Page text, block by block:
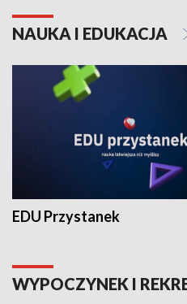
NAUKA I EDUKACJA
EDU Przystanek
WYPOCZYNEK I